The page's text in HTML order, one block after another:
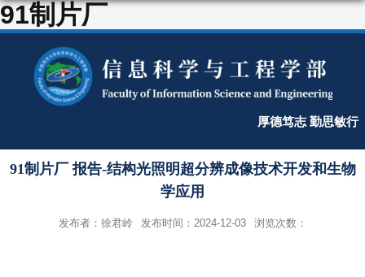
91制片厂
厚德笃志 勤思敏行
91制片厂 报告-结构光照明超分辨成像技术开发和生物
学应用
发布者：徐君岭 发布时间：2024-12-03 浏览次数：